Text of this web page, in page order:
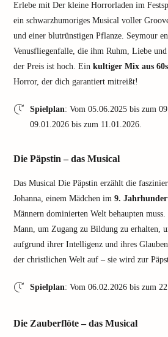
Erlebe mit Der kleine Horrorladen im
ein schwarzhumoriges Musical voller
und einer blutrünstigen Pflanze. Seymour
Venusfliegenfalle, die ihm Ruhm, Liebe
der Preis ist hoch. Ein kultiger Mix aus
Horror, der dich garantiert mitreißt!
Spielplan: Vom 05.06.2025 bis zum
09.01.2026 bis zum 11.01.2026.
Die Päpstin – das Musical
Das Musical Die Päpstin erzählt die
Johanna, einem Mädchen im 9.
Männern dominierten Welt behaupten
Mann, um Zugang zu Bildung zu erhalten,
aufgrund ihrer Intelligenz und ihres
der christlichen Welt auf – sie wird zur
Spielplan: Vom 06.02.2026 bis zum
Die Zauberflöte – das Musical